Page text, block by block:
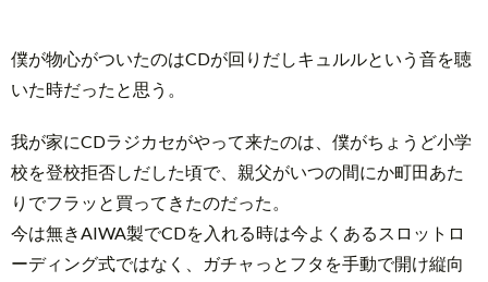
僕が物心がついたのはCDが回りだしキュルルという音を聴
いた時だったと思う。
我が家にCDラジカセがやって来たのは、僕がちょうど小学
校を登校拒否しだした頃で、親父がいつの間にか町田あた
りでフラッと買ってきたのだった。
今は無きAIWA製でCDを入れる時は今よくあるスロットロ
ーディング式ではなく、ガチャっとフタを手動で開け縦向